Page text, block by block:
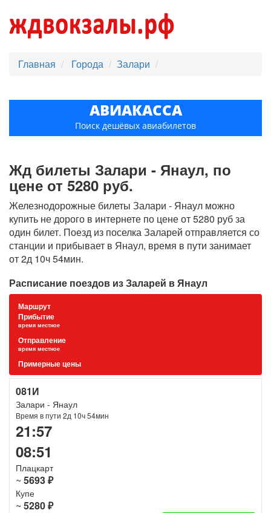
Главная Города Залари
АВИАКАССА
Поиск дешёвых авиабилетов
Жд билеты Залари - Янаул, по
цене от 5280 руб.
Железнодорожные билеты Залари - Янаул можно
купить не дорого в интернете по цене от 5280 руб за
один билет. Поезд из поселка Заларей отправляется со
станции и прибывает в Янаул, время в пути занимает
от 2д 10ч 54мин.
Расписание поездов из Заларей в Янаул
Маршрут
Прибытие
время местное
Отправление
время местное
Примерные цены
081И
Залари - Янаул
Время в пути 2д 10ч 54мин
21:57
08:51
Плацкарт
~ 5693 ₽
Купе
~ 5280 ₽